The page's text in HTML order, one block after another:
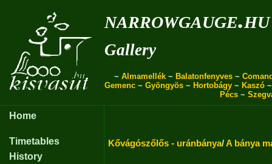
narrowgauge.hu
Gallery
~ Almamellék ~ Balatonfenyves ~
Gemenc ~ Gyöngyös ~ Hortobágy ~ Kaszó
Pécs ~
Home
Timetables
History
Kővágószőlős - uránbánya/A bánya